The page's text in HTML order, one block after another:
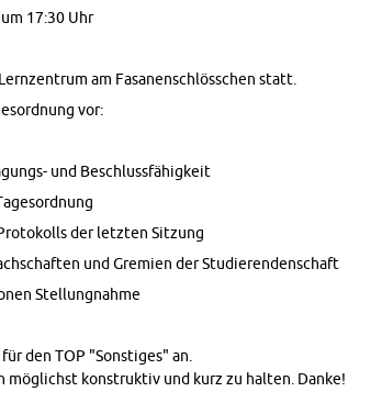
17:30 Uhr
am Fasa­nen­schlöss­chen statt.
vor:
und Beschlussfähigkeit
der let­zten Sitzung
und Gremien der Studieren­den­schaft
Stel­lung­nahme
den TOP "Son­stiges" an.
möglichst kon­struk­tiv und kurz zu hal­ten. Danke!